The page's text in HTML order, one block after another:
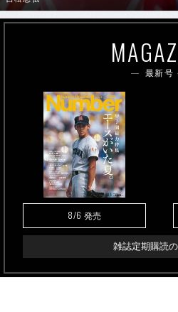
最新号
8/6 発売
雑誌定期購読